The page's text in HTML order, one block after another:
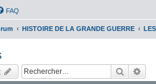
FAQ
HISTOIRE DE LA GRANDE GUERRE